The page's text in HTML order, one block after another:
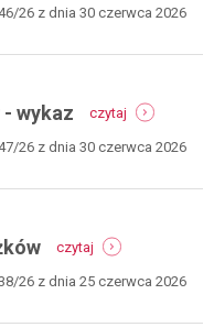
26 z dnia 30 czerwca 2026
wykaz czytaj
sprzedaż
działki
26 z dnia 30 czerwca 2026
czytaj
sprzedaż
działki
26 z dnia 25 czerwca 2026